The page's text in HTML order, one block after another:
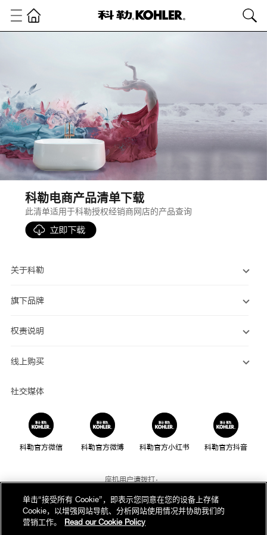
科勒电商产品清单下载
此清单适用于科勒授权经销商网店的产品查询
关于科勒
旗下品牌
权责说明
线上购买
社交媒体
科勒官方微信 科勒官方微博 科勒官方小红书 科勒官方抖音
座机用户请拨打：
800-820-2628
手机用户请拨打：
400-820-2628
单击“接受所有 Cookie”，即表示您同意在您的设备上存储
Cookie，以增强网站导航、分析网站使用情况并协助我们的
营销工作。
Read our Cookie Policy